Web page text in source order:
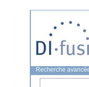
Recherche